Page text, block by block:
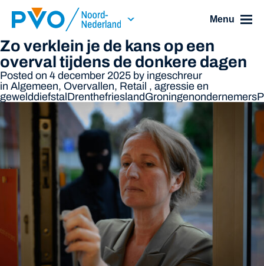
Skip Navigation or Skip to Content
Menu
Zo verklein je de kans op een
overval tijdens de donkere dagen
Posted on 4 december 2025 by ingeschreur
in Algemeen, Overvallen, Retail , agressie en
gewelddiefstal DrenthefrieslandGroningenondernemers